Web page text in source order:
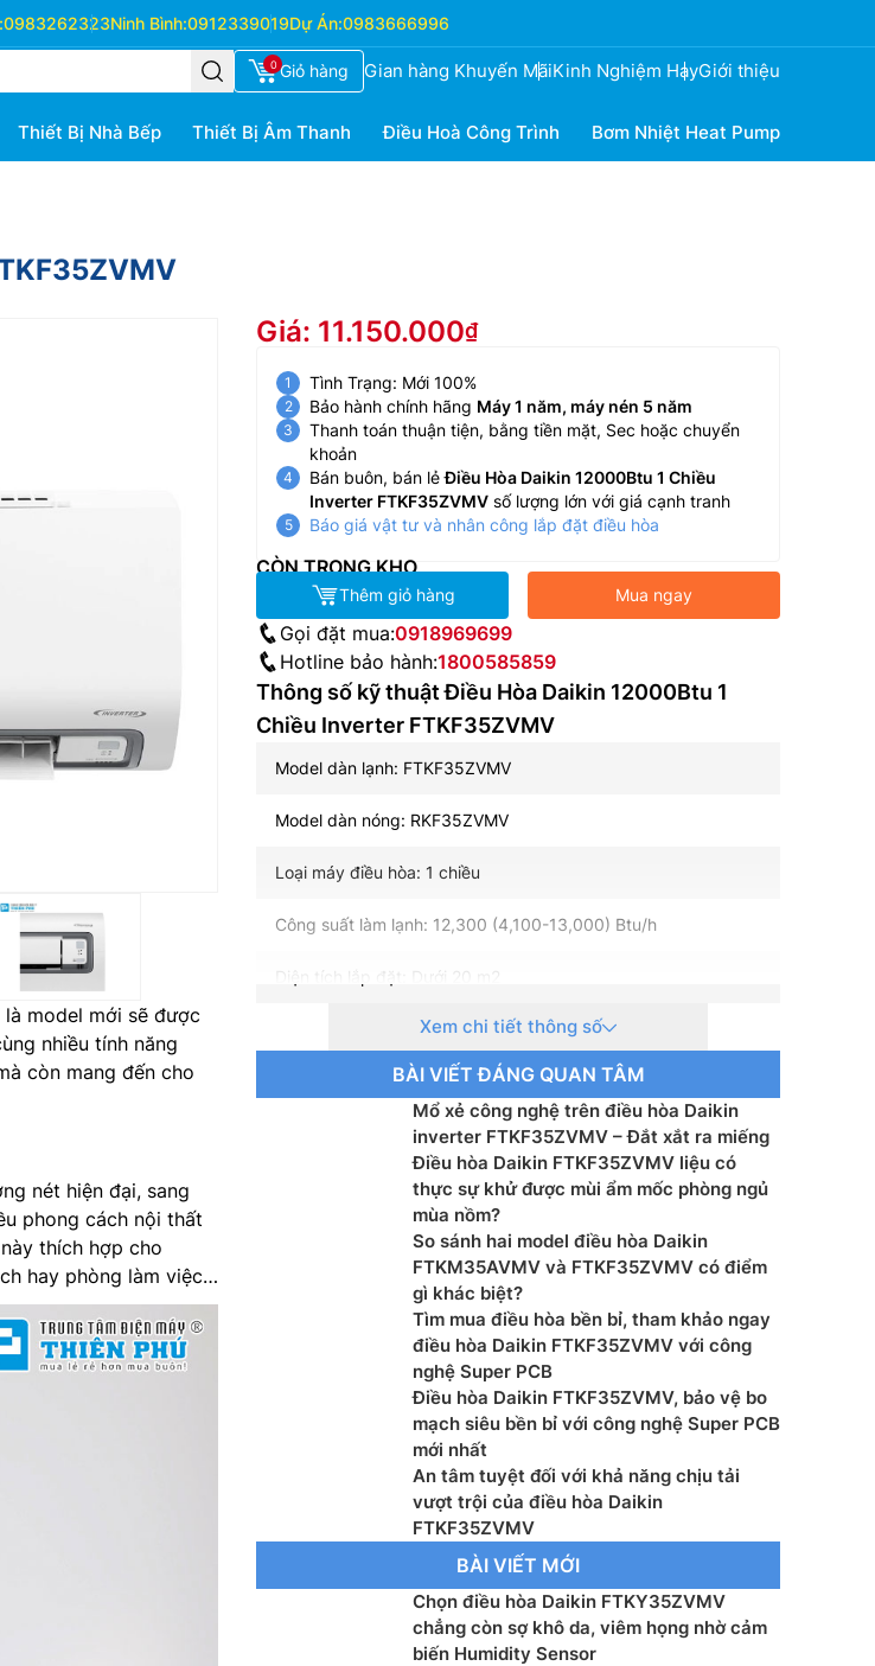
0983262323Ninh Bình:0912339019Dự Án:0983666996
0 Giỏ hàng Gian hàng Khuyến MãiKinh Nghiệm HayGiới thiệu
Thiết Bị Nhà Bếp Thiết Bị Âm Thanh Điều Hoà Công Trình Bơm Nhiệt Heat Pump
là model mới sẽ được
nhiều tính năng
còn mang đến cho
nét hiện đại, sang
phong cách nội thất
thích hợp cho
hay phòng làm việc…
Giá: 11.150.000
Tình Trạng: Mới 100%
Bảo hành chính hãng Máy 1 năm, máy nén 5 năm
Thanh toán thuận tiện, bằng tiền mặt, Sec hoặc chuyển
khoản
Bán buôn, bán lẻĐiều Hòa Daikin 12000Btu 1 Chiều
Inverter FTKF35ZVMV số lượng lớn với giá cạnh tranh
Báo giá vật tư và nhân công lắp đặt điều hòa
CÒN TRONG KHO
Thêm giỏ hàng Mua ngay
Gọi đặt mua:0918969699
Hotline bảo hành:1800585859
Thông số kỹ thuật Điều Hòa Daikin 12000Btu 1
Chiều Inverter FTKF35ZVMV
Model dàn lạnh: FTKF35ZVMV
Model dàn nóng: RKF35ZVMV
Loại máy điều hòa: 1 chiều
Công suất làm lạnh: 12,300 (4,100-13,000) Btu/h
Diện tích lắp đặt: Dưới 20 m2
Nguồn điện: 1 pha, 220-240 V, 50-60 Hz
Điện năng tiêu thụ (Cao/thấp): 1,260/370 kW
Công nghệ inverter: Có
Môi chất lạnh: R32
Kích thước dàn lạnh (CxRxS): 286 x 770 x 244 mm
Trọng lượng dàn lạnh: 8 kg
Kích thước dàn nóng (CxRxS): 418 x 695 x 244 mm
Trọng lượng dàn nóng: 19 kg
Kích thước đường ống (lỏng/gas): – mm
Nơi sản xuất: Việt Nam
Năm ra mắt: 2025
Xem chi tiết thông số
BÀI VIẾT ĐÁNG QUAN TÂM
Mổ xẻ công nghệ trên điều hòa Daikin
inverter FTKF35ZVMV – Đắt xắt ra miếng
Điều hòa Daikin FTKF35ZVMV liệu có
thực sự khử được mùi ẩm mốc phòng ngủ
mùa nồm?
So sánh hai model điều hòa Daikin
FTKM35AVMV và FTKF35ZVMV có điểm
gì khác biệt?
Tìm mua điều hòa bền bỉ, tham khảo ngay
điều hòa Daikin FTKF35ZVMV với công
nghệ Super PCB
Điều hòa Daikin FTKF35ZVMV, bảo vệ bo
mạch siêu bền bỉ với công nghệ Super PCB
mới nhất
An tâm tuyệt đối với khả năng chịu tải
vượt trội của điều hòa Daikin
FTKF35ZVMV
BÀI VIẾT MỚI
Chọn điều hòa Daikin FTKY35ZVMV
chẳng còn sợ khô da, viêm họng nhờ cảm
biến Humidity Sensor